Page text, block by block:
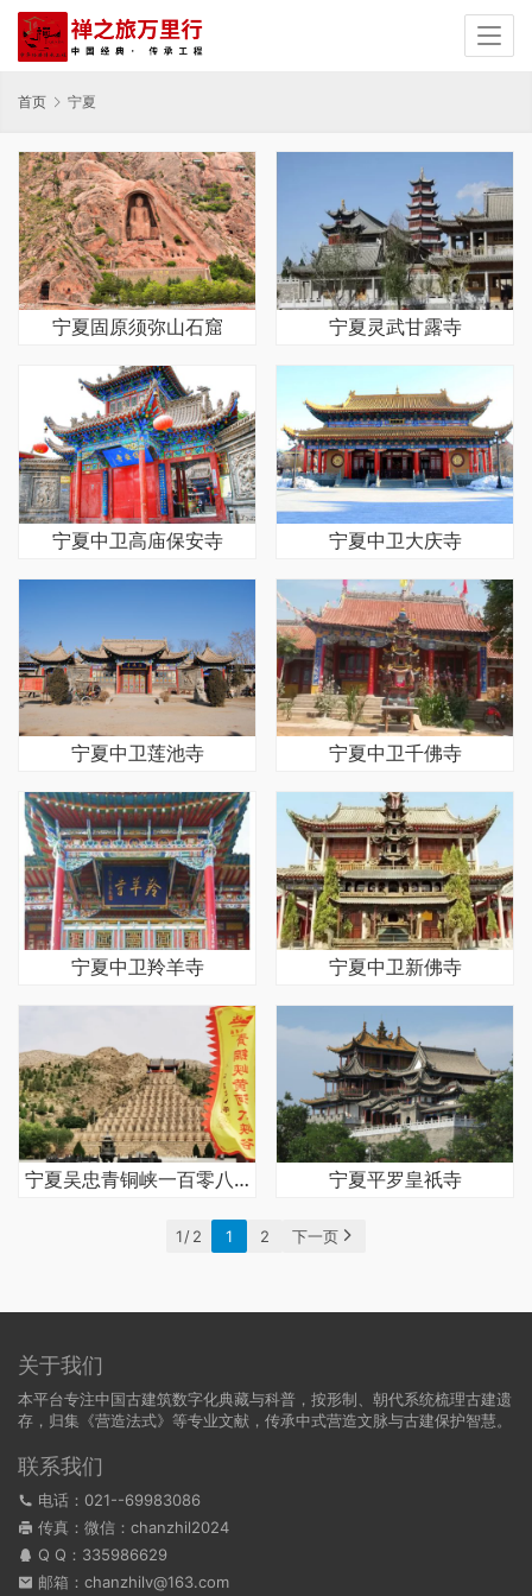
首页 宁夏
宁夏固原须弥山石窟 宁夏灵武甘露寺
宁夏中卫高庙保安寺 宁夏中卫大庆寺
宁夏中卫莲池寺 宁夏中卫千佛寺
宁夏中卫羚羊寺 宁夏中卫新佛寺
宁夏吴忠青铜峡一百零八塔 宁夏平罗皇祇寺
1 / 2 1 2 下一页
关于我们
本平台专注中国古建筑数字化典藏与科普，按形制、朝代系统梳理古建遗
存，归集《营造法式》等专业文献，传承中式营造文脉与古建保护智慧。
联系我们
电话：021--69983086
传真：微信：chanzhil2024
Q Q： 335986629
邮箱：chanzhilv@163.com